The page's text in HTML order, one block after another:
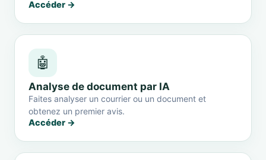
Accéder →
🤖
Analyse de document par IA
Faites analyser un courrier ou un document et
obtenez un premier avis.
Accéder →